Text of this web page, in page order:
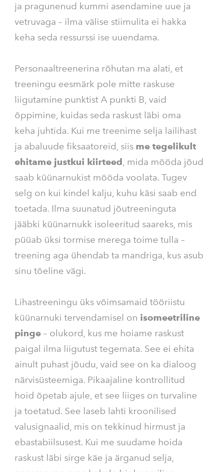
ja pragunenud kummi asendamine uue ja
vetruvaga – ilma välise stiimulita ei hakka
keha seda ressurssi ise uuendama.
Personaaltreenerina rõhutan ma alati, et
treeningu eesmärk pole mitte raskuse
liigutamine punktist A punkti B, vaid
õppimine, kuidas seda raskust läbi oma
keha juhtida. Kui me treenime selja lailihast
ja abaluude fiksaatoreid, siis me tegelikult
ehitame justkui kiirteed, mida mööda jõud
saab küünarnukist mööda voolata. Tugev
selg on kui kindel kalju, kuhu käsi saab end
toetada. Ilma suunatud jõutreeninguta
jääbki küünarnukk isoleeritud saareks, mis
püüab üksi tormise merega toime tulla –
treening aga ühendab ta mandriga, kus asub
sinu tõeline vägi.
Lihastreeningu üks võimsamaid tööriistu
küünarnuki tervendamisel on isomeetriline
pinge – olukord, kus me hoiame raskust
paigal ilma liigutust tegemata. See ei ehita
ainult puhast jõudu, vaid see on ka dialoog
närvisüsteemiga. Pikaajaline kontrollitud
hoid õpetab ajule, et see liiges on turvaline
ja toetatud. See laseb lahti kroonilised
valusignaalid, mis on tekkinud hirmust ja
ebastabiilsusest. Kui me suudame hoida
raskust läbi sirge käe ja ärganud selja,